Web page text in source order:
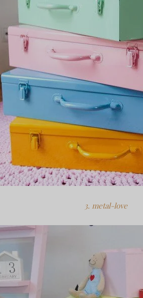
3. metal-love